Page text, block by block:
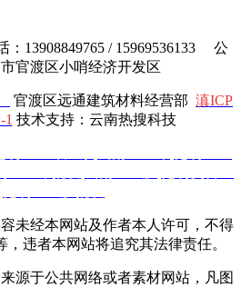
13908849765 / 15969536133 公
官渡区小哨经济开发区
官渡区远通建筑材料经营部 滇ICP
1 技术支持：云南热搜科技
未经本网站及作者本人许可，不得
违者本网站将追究其法律责任。
源于公共网络或者素材网站，凡图